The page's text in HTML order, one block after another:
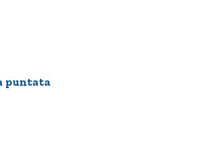
puntata